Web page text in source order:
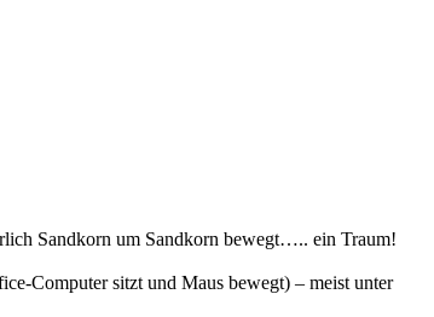
Sandkorn um Sandkorn bewegt….. ein Traum!
Computer sitzt und Maus bewegt) – meist unter